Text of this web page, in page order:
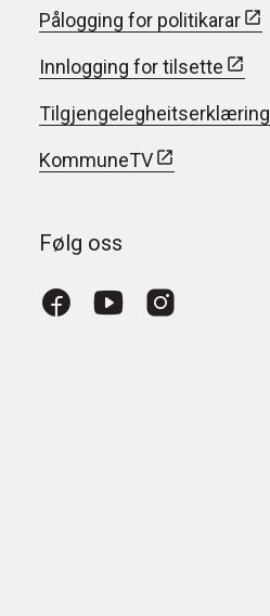
Pålogging for politikarar
Innlogging for tilsette
Tilgjengelegheitserklæring
KommuneTV
Følg oss
FacebookYouTube